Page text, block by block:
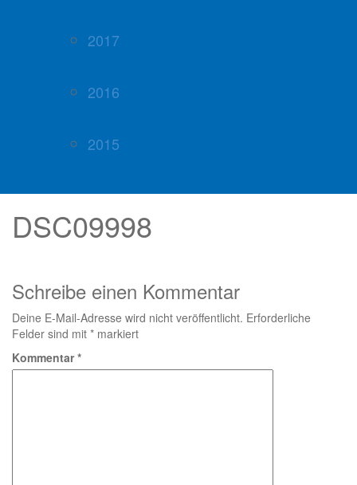
2017
2016
2015
DSC09998
Schreibe einen Kommentar
Deine E-Mail-Adresse wird nicht veröffentlicht. Erforderliche
Felder sind mit * markiert
Kommentar*